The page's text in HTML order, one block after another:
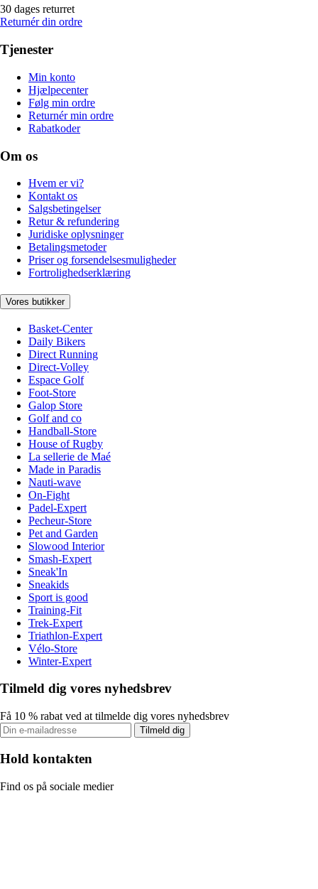
30 dages returret
Returnér din ordre
Tjenester
Min konto
Hjælpecenter
Følg min ordre
Returnér min ordre
Rabatkoder
Om os
Hvem er vi?
Kontakt os
Salgsbetingelser
Retur & refundering
Juridiske oplysninger
Betalingsmetoder
Priser og forsendelsesmuligheder
Fortrolighedserklæring
Vores butikker
Basket-Center
Daily Bikers
Direct Running
Direct-Volley
Espace Golf
Foot-Store
Galop Store
Golf and co
Handball-Store
House of Rugby
La sellerie de Maé
Made in Paradis
Nauti-wave
On-Fight
Padel-Expert
Pecheur-Store
Pet and Garden
Slowood Interior
Smash-Expert
Sneak'In
Sneakids
Sport is good
Training-Fit
Trek-Expert
Triathlon-Expert
Vélo-Store
Winter-Expert
Tilmeld dig vores nyhedsbrev
Få 10 % rabat ved at tilmelde dig vores nyhedsbrev
Tilmeld dig
Hold kontakten
Find os på sociale medier